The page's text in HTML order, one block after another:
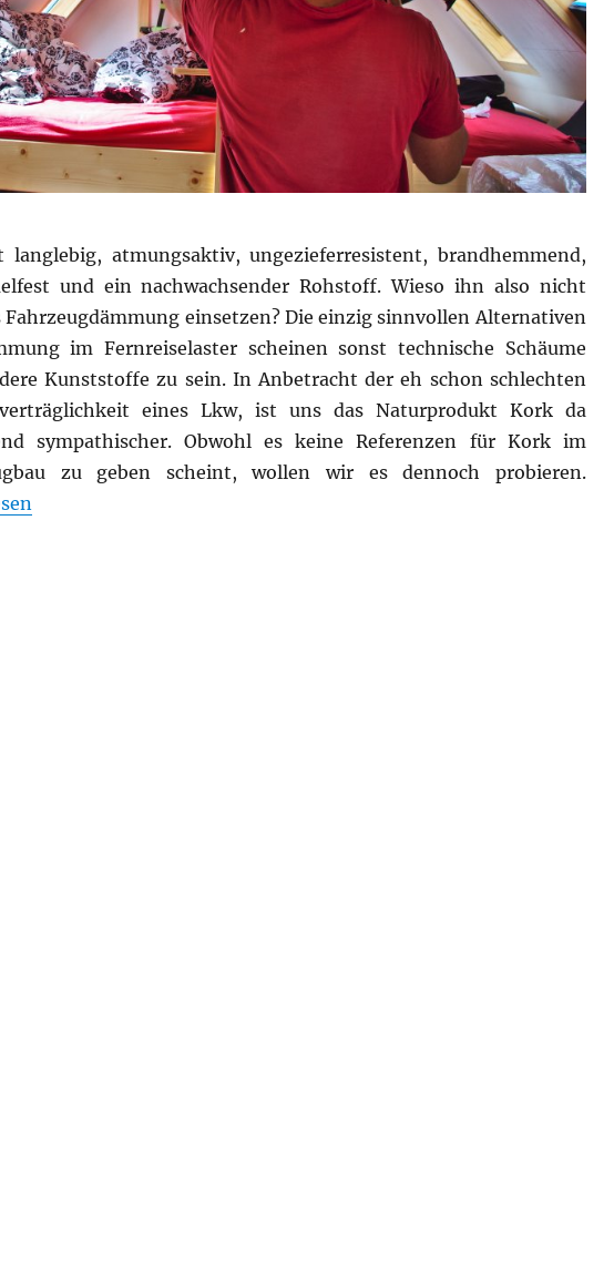
langlebig, atmungsaktiv, ungezieferresistent, brandhemmend,
und ein nachwachsender Rohstoff. Wieso ihn also nicht
Fahrzeugdämmung einsetzen? Die einzig sinnvollen Alternativen
im Fernreiselaster scheinen sonst technische Schäume
Kunststoffe zu sein. In Anbetracht der eh schon schlechten
eines Lkw, ist uns das Naturprodukt Kork da
sympathischer. Obwohl es keine Referenzen für Kork im
zu geben scheint, wollen wir es dennoch probieren.
Fahrzeugdämmung“